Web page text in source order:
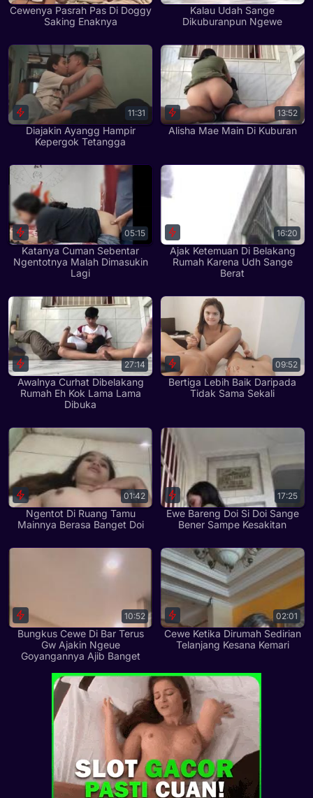
Cewenya Pasrah Pas Di Doggy
Saking Enaknya
Kalau Udah Sange
Dikuburanpun Ngewe
Diajakin Ayangg Hampir
Kepergok Tetangga
11:31
Alisha Mae Main Di Kuburan
13:52
Katanya Cuman Sebentar
Ngentotnya Malah Dimasukin
Lagi
05:15
Ajak Ketemuan Di Belakang
Rumah Karena Udh Sange
Berat
16:20
Awalnya Curhat Dibelakang
Rumah Eh Kok Lama Lama
Dibuka
27:14
Bertiga Lebih Baik Daripada
Tidak Sama Sekali
09:52
Ngentot Di Ruang Tamu
Mainnya Berasa Banget Doi
01:42
Ewe Bareng Doi Si Doi Sange
Bener Sampe Kesakitan
17:25
Bungkus Cewe Di Bar Terus
Gw Ajakin Ngeue
Goyangannya Ajib Banget
10:52
Cewe Ketika Dirumah Sedirian
Telanjang Kesana Kemari
02:01